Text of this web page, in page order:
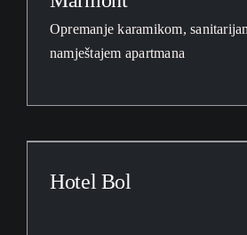
Opremanje karamikom,
namještajem apartmana
Hotel Bol